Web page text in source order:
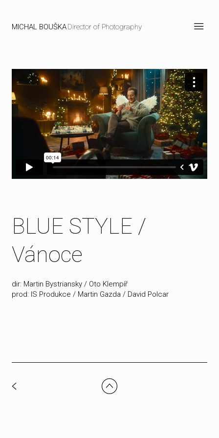
MICHAL BOUŠKADirector of Photography
BLUE STYLE /
Vánoce
dir: Martin Bystriansky / Oto Klempíř
prod: IS Produkce / Martin Gazda / David Polcar